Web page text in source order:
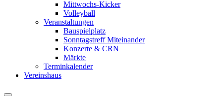
Mittwochs-Kicker
Volleyball
Veranstaltungen
Bauspielplatz
Sonntagstreff Miteinander
Konzerte & CRN
Märkte
Terminkalender
Vereinshaus